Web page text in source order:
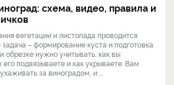
схема, видео, правила и
вегетации и листопада проводится
– формирование куста и подготовка
обрезке нужно учитывать, как вы
подвязываете и как укрываете. Вам
за виноградом, и ...